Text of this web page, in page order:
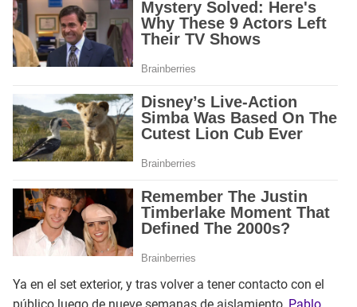
Ya en el set exterior, y tras volver a tener contacto con el
público luego de nueve semanas de aislamiento, Pablo